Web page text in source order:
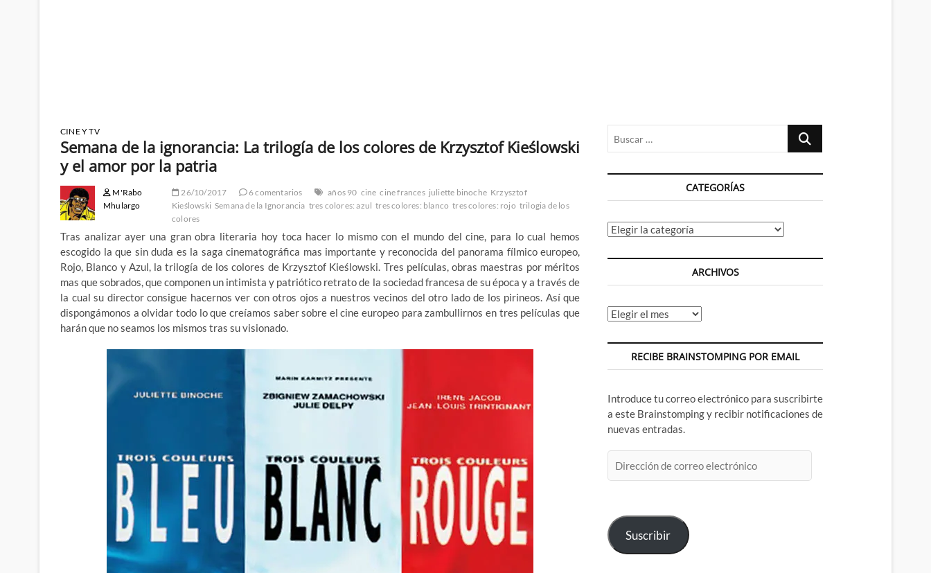
CINE Y TV
Semana de la ignorancia: La trilogía de los colores de Krzysztof Kieślowski
y el amor por la patria
M'Rabo
Mhulargo
26/10/2017 6 comentarios años 90 cine cine frances juliette binoche Krzysztof
Kieślowski Semana de la Ignorancia tres colores: azul tres colores: blanco tres colores: rojo trilogia de los
colores
Tras analizar ayer una gran obra literaria hoy toca hacer lo mismo con el mundo del cine, para lo cual hemos
escogido la que sin duda es la saga cinematográfica mas importante y reconocida del panorama fílmico europeo,
Rojo, Blanco y Azul, la trilogía de los colores de Krzysztof Kieślowski. Tres películas, obras maestras por méritos
mas que sobrados, que componen un intimista y patriótico retrato de la sociedad francesa de su época y a través de
la cual su director consigue hacernos ver con otros ojos a nuestros vecinos del otro lado de los pirineos. Así que
dispongámonos a olvidar todo lo que creíamos saber sobre el cine europeo para zambullirnos en tres películas que
harán que no seamos los mismos tras su visionado.
Buscar
CATEGORÍAS
Categorías
ARCHIVOS
Archivos
RECIBE BRAINSTOMPING POR EMAIL
Introduce tu correo electrónico para suscribirte
a este Brainstomping y recibir notificaciones de
nuevas entradas.
de
Suscribir